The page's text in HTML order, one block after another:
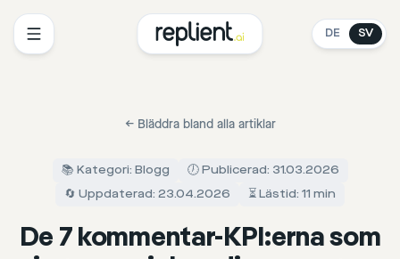
DE SV
← Bläddra bland alla artiklar
📚 Kategori: Blogg
🕖 Publicerad: 31.03.2026
🔄 Uppdaterad: 23.04.2026
⏳ Lästid: 11 min
De 7 kommentar-KPI:erna som